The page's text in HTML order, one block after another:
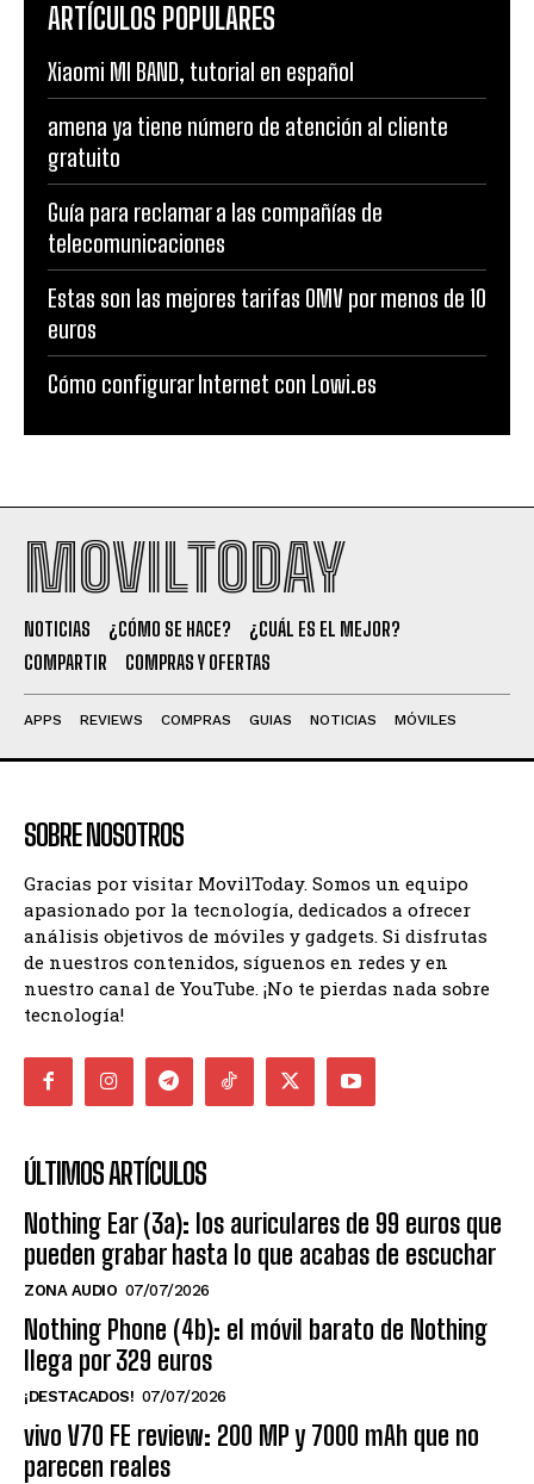
ARTÍCULOS POPULARES
Xiaomi MI BAND, tutorial en español
amena ya tiene número de atención al cliente
gratuito
Guía para reclamar a las compañías de
telecomunicaciones
Estas son las mejores tarifas OMV por menos de 10
euros
Cómo configurar Internet con Lowi.es
MOVILTODAY
NOTICIAS ¿CÓMO SE HACE?
¿CUÁL ES EL MEJOR?
COMPARTIR
COMPRAS Y OFERTAS
APPS REVIEWS COMPRAS GUIAS NOTICIAS MÓVILES
SOBRE NOSOTROS
Gracias por visitar MovilToday. Somos un equipo
apasionado por la tecnología, dedicados a ofrecer
análisis objetivos de móviles y gadgets. Si disfrutas
de nuestros contenidos, síguenos en redes y en
nuestro canal de YouTube. ¡No te pierdas nada sobre
tecnología!
ÚLTIMOS ARTÍCULOS
Nothing Ear (3a): los auriculares de 99 euros que
pueden grabar hasta lo que acabas de escuchar
ZONA AUDIO 07/07/2026
Nothing Phone (4b): el móvil barato de Nothing
llega por 329 euros
¡DESTACADOS! 07/07/2026
vivo V70 FE review: 200 MP y 7000 mAh que no
parecen reales